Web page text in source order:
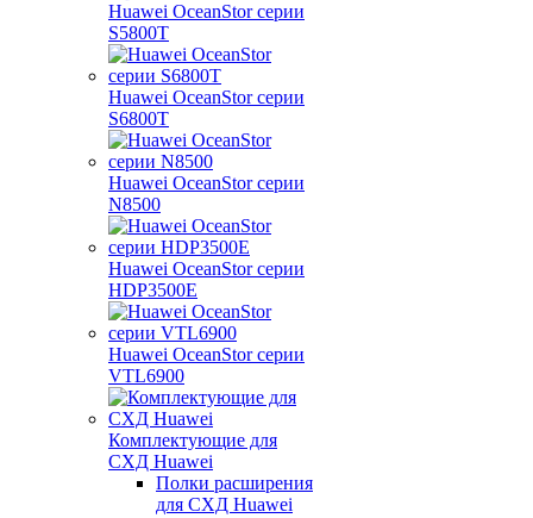
Huawei OceanStor серии
S5800T
Huawei OceanStor серии
S6800T
Huawei OceanStor серии
N8500
Huawei OceanStor серии
HDP3500E
Huawei OceanStor серии
VTL6900
Комплектующие для
СХД Huawei
Полки расширения
для СХД Huawei